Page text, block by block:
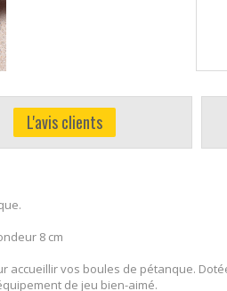
L'avis clients
8 cm
accueillir vos boules de pétanque.
de jeu bien-aimé.